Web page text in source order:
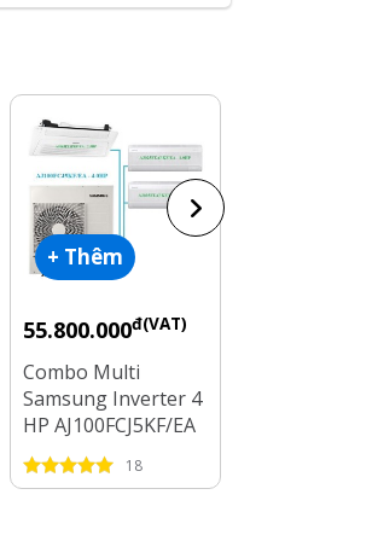
+ Thêm
55.800.000đ(VAT)
Combo Multi
Samsung Inverter 4
HP AJ100FCJ5KF/EA
+ 3 Dàn Lạnh 1 HP -
1.5 HP - 2.5 HP
18